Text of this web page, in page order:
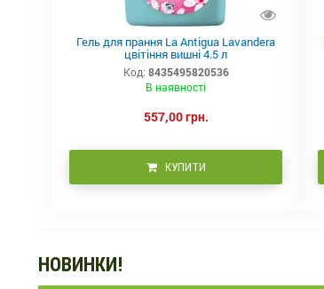
Гель для прання La Antigua Lavandera
цвітіння вишні 4.5 л
Код: 8435495820536
В наявності
557,00 грн.
КУПИТИ
НОВИНКИ!